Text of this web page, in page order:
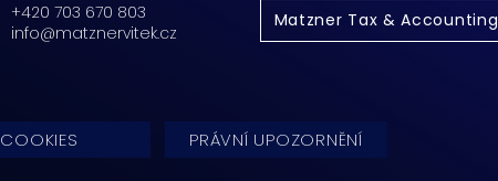
+420 703 670 803
info@matznervitek.cz
Matzner Tax & Accounting
COOKIES PRÁVNÍ UPOZORNĚNÍ